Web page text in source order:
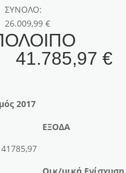
ΣΥΝΟΛΟ:
26.009,99 €
41.785,97 €
2017
ΕΞΟΔΑ
41785,97